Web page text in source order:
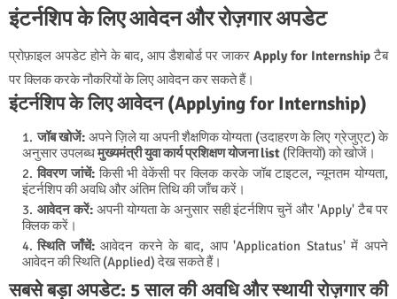
इंटर्नशिप के लिए आवेदन और रोज़गार अपडेट
प्रोफ़ाइल अपडेट होने के बाद, आप डैशबोर्ड पर जाकर Apply for Internshipटैब
पर क्लिक करके नौकरियों के लिए आवेदन कर सकते हैं।
इंटर्नशिप के लिए आवेदन (Applying for Internship)
जॉब खोजें: अपने ज़िले या अपनी शैक्षणिक योग्यता (उदाहरण के लिए ग्रेजुएट) के
अनुसार उपलब्धमुख्यमंत्री युवा कार्य प्रशिक्षण योजना list (रिक्तियों) को खोजें।
विवरण जांचें:किसी भी वेकेंसी पर क्लिक करके जॉब टाइटल, न्यूनतम योग्यता,
इंटर्नशिप की अवधि और अंतिम तिथि की जाँच करें।
आवेदन करें:अपनी योग्यता के अनुसार सही इंटर्नशिप चुनें और 'Apply' टैब पर
क्लिक करें।
स्थिति जाँचें:आवेदन करने के बाद, आप 'Application Status' में अपने
आवेदन की स्थिति (Applied) देख सकते हैं।
सबसे बड़ा अपडेट: 5 साल की अवधि और स्थायी रोज़गार की